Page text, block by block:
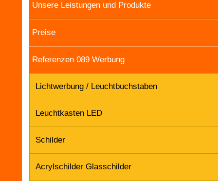
Unsere Leistungen und Produkte
Preise
Referenzen 089 Werbung
Lichtwerbung / Leuchtbuchstaben
Leuchtkasten LED
Schilder
Acrylschilder Glasschilder